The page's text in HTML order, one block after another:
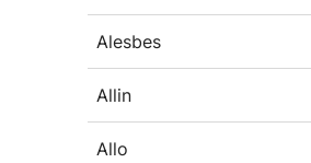
Alesbes
Allin
Allo